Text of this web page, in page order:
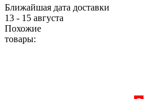
Ближайшая дата доставки
13 - 15 августа
Похожие
товары: